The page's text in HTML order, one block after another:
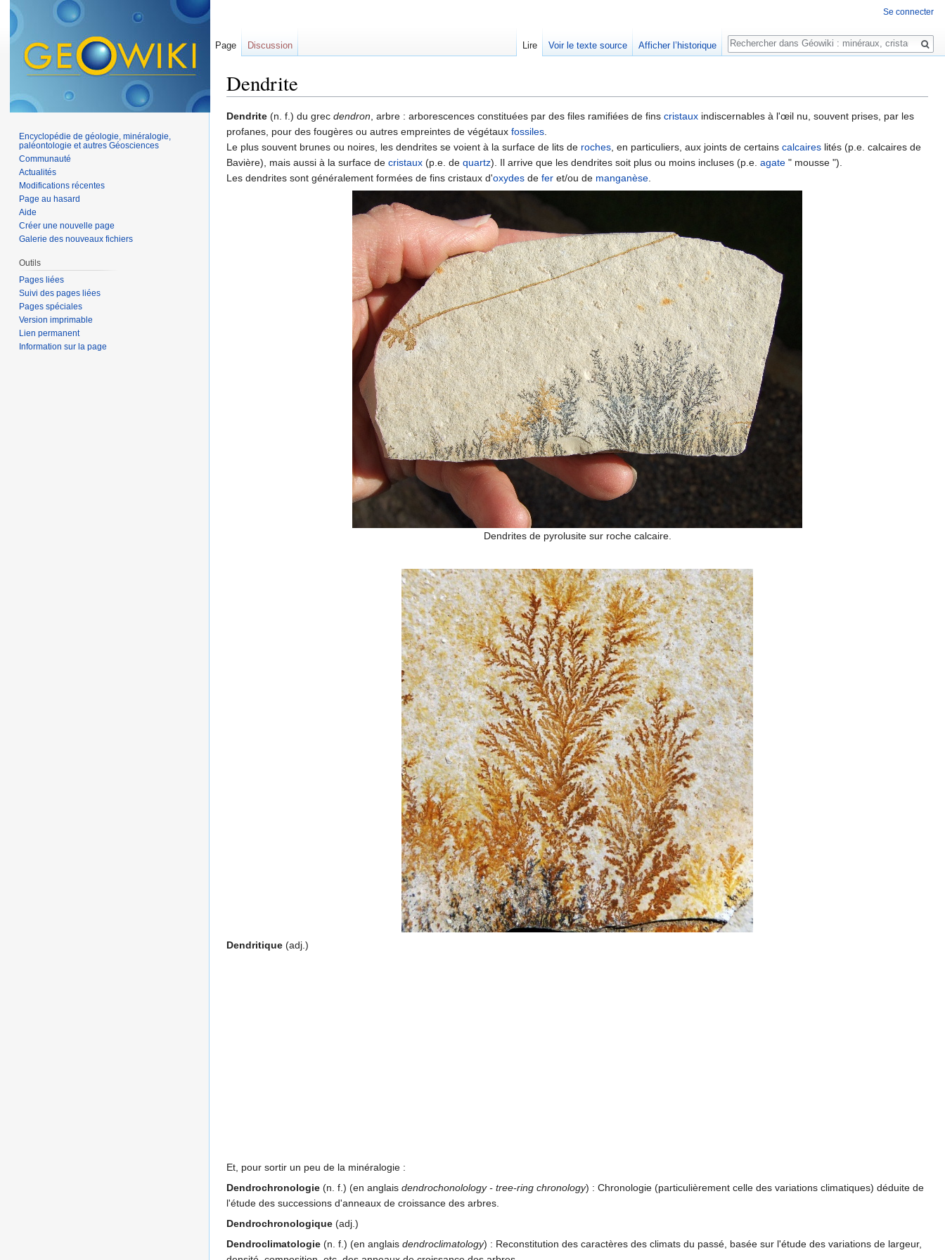
Dendrite
Dendrite (n. f.) du grec dendron, arbre : arborescences constituées par des files ramifiées de fins cristaux indiscernables à l'œil nu, souvent prises, par les
profanes, pour des fougères ou autres empreintes de végétaux fossiles.
Le plus souvent brunes ou noires, les dendrites se voient à la surface de lits de roches, en particuliers, aux joints de certains calcaires lités (p.e. calcaires de
Bavière), mais aussi à la surface de cristaux (p.e. de quartz). Il arrive que les dendrites soit plus ou moins incluses (p.e. agate " mousse ").
Les dendrites sont généralement formées de fins cristaux d'oxydes de fer et/ou de manganèse.
Dendrites de pyrolusite sur roche calcaire.
Dendritique (adj.)
Et, pour sortir un peu de la minéralogie :
Dendrochronologie (n. f.) (en anglais dendrochonolology - tree-ring chronology) : Chronologie (particulièrement celle des variations climatiques) déduite de
l'étude des successions d'anneaux de croissance des arbres.
Dendrochronologique (adj.)
Dendroclimatologie (n. f.) (en anglais dendroclimatology) : Reconstitution des caractères des climats du passé, basée sur l'étude des variations de largeur,
Se connecter
Page Discussion Lire Voir le texte source Afficher l’historique
Rechercher
Encyclopédie de géologie, minéralogie,
paléontologie et autres Géosciences
Communauté
Actualités
Modifications récentes
Page au hasard
Aide
Créer une nouvelle page
Galerie des nouveaux fichiers
Outils
Pages liées
Suivi des pages liées
Pages spéciales
Version imprimable
Lien permanent
Information sur la page